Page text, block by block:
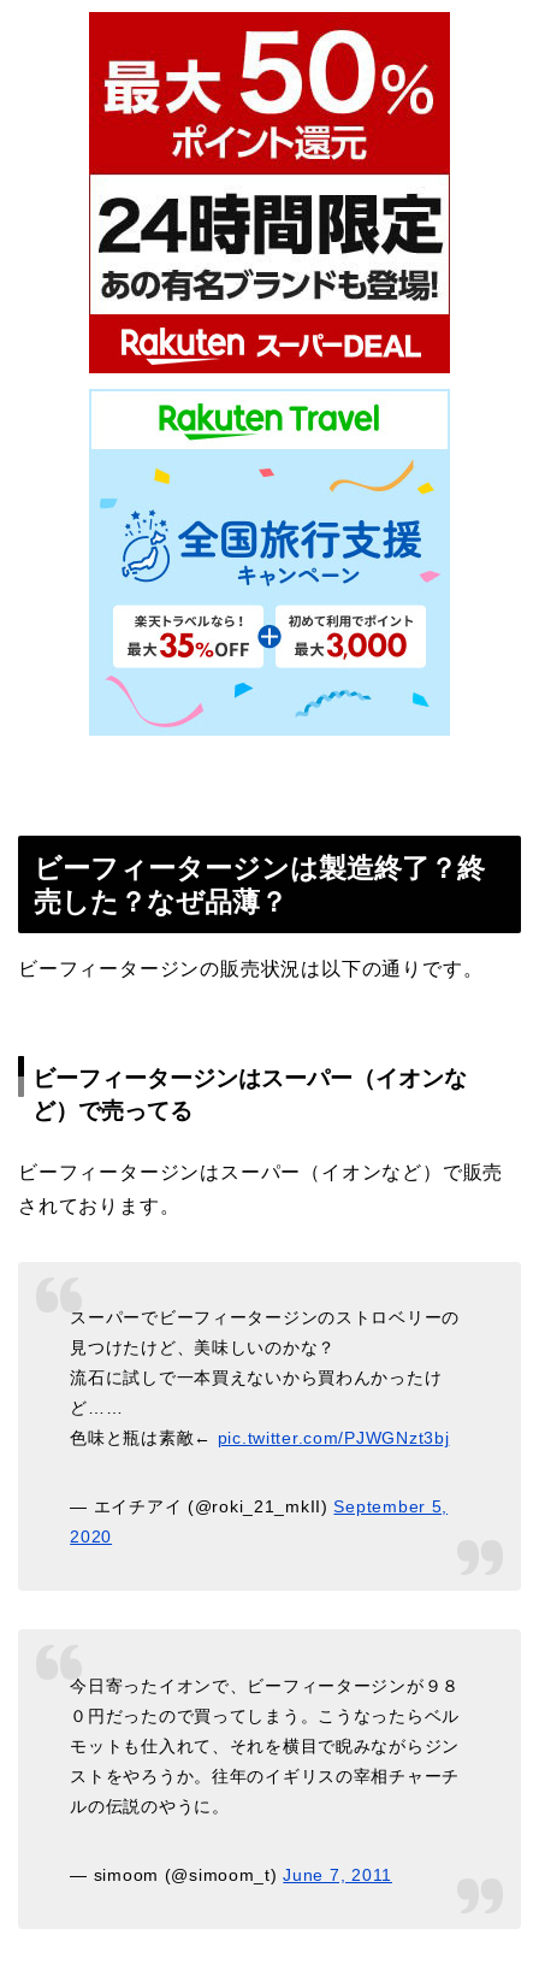
ビーフィータージンは製造終了？終
売した？なぜ品薄？
ビーフィータージンの販売状況は以下の通りです。
ビーフィータージンはスーパー（イオンな
ど）で売ってる
ビーフィータージンはスーパー（イオンなど）で販売
されております。
スーパーでビーフィータージンのストロベリーの
見つけたけど、美味しいのかな？
流石に試しで一本買えないから買わんかったけ
ど……
色味と瓶は素敵← pic.twitter.com/PJWGNzt3bj
— エイチアイ (@roki_21_mkII)September 5,
2020
今日寄ったイオンで、ビーフィータージンが９８
０円だったので買ってしまう。こうなったらベル
モットも仕入れて、それを横目で睨みながらジン
ストをやろうか。往年のイギリスの宰相チャーチ
ルの伝説のやうに。
— simoom (@simoom_t)June 7, 2011